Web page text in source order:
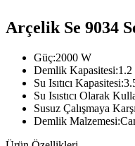
Arçelik Se 9034
Güç:2000 W
Demlik Kapasitesi:1.2
Su Isıtıcı
Su Isıstıcı Olarak
Susuz Çalışmaya
Demlik